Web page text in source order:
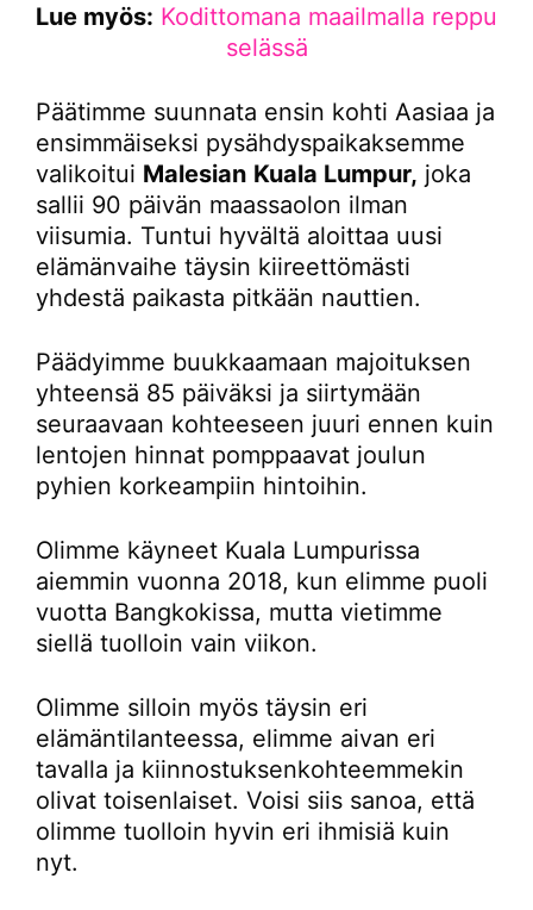
Lue myös: Kodittomana maailmalla reppu
selässä
Päätimme suunnata ensin kohti Aasiaa ja
ensimmäiseksi pysähdyspaikaksemme
valikoitui Malesian Kuala Lumpur, joka
sallii 90 päivän maassaolon ilman
viisumia. Tuntui hyvältä aloittaa uusi
elämänvaihe täysin kiireettömästi
yhdestä paikasta pitkään nauttien.
Päädyimme buukkaamaan majoituksen
yhteensä 85 päiväksi ja siirtymään
seuraavaan kohteeseen juuri ennen kuin
lentojen hinnat pomppaavat joulun
pyhien korkeampiin hintoihin.
Olimme käyneet Kuala Lumpurissa
aiemmin vuonna 2018, kun elimme puoli
vuotta Bangkokissa, mutta vietimme
siellä tuolloin vain viikon.
Olimme silloin myös täysin eri
elämäntilanteessa, elimme aivan eri
tavalla ja kiinnostuksenkohteemmekin
olivat toisenlaiset. Voisi siis sanoa, että
olimme tuolloin hyvin eri ihmisiä kuin
nyt.